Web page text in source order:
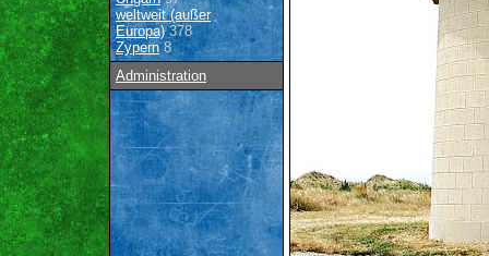
weltweit (außer
Europa)378
Zypern8
Administration